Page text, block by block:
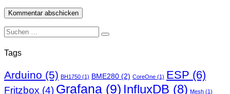
Suchen
nach:
Tags
Arduino (5) BH1750 (1) BME280 (2) CoreOne (1) ESP (6)
Fritzbox (4) Grafana (9) InfluxDB (8) Mesh (1)